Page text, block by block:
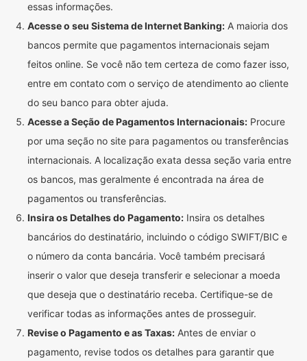
essas informações.
Acesse o seu Sistema de Internet Banking: A maioria dos
bancos permite que pagamentos internacionais sejam
feitos online. Se você não tem certeza de como fazer isso,
entre em contato com o serviço de atendimento ao cliente
do seu banco para obter ajuda.
Acesse a Seção de Pagamentos Internacionais: Procure
por uma seção no site para pagamentos ou transferências
internacionais. A localização exata dessa seção varia entre
os bancos, mas geralmente é encontrada na área de
pagamentos ou transferências.
Insira os Detalhes do Pagamento: Insira os detalhes
bancários do destinatário, incluindo o código SWIFT/BIC e
o número da conta bancária. Você também precisará
inserir o valor que deseja transferir e selecionar a moeda
que deseja que o destinatário receba. Certifique-se de
verificar todas as informações antes de prosseguir.
Revise o Pagamento e as Taxas: Antes de enviar o
pagamento, revise todos os detalhes para garantir que